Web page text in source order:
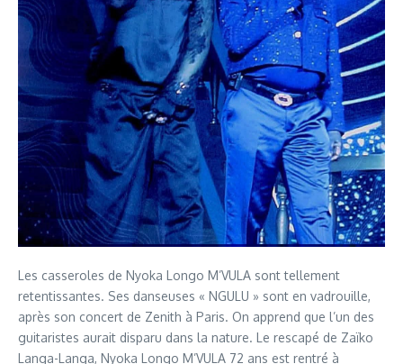
Les casseroles de Nyoka Longo M’VULA sont tellement
retentissantes. Ses danseuses « NGULU » sont en vadrouille,
après son concert de Zenith à Paris. On apprend que l’un des
guitaristes aurait disparu dans la nature. Le rescapé de Zaïko
Langa-Langa, Nyoka Longo M’VULA 72 ans est rentré à